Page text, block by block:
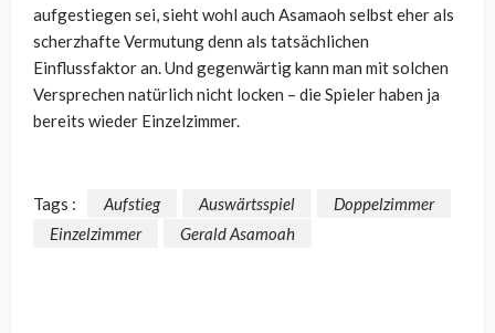
aufgestiegen sei, sieht wohl auch Asamaoh selbst eher als
scherzhafte Vermutung denn als tatsächlichen
Einflussfaktor an. Und gegenwärtig kann man mit solchen
Versprechen natürlich nicht locken – die Spieler haben ja
bereits wieder Einzelzimmer.
Tags : Aufstieg Auswärtsspiel
Doppelzimmer
Einzelzimmer
Gerald Asamoah